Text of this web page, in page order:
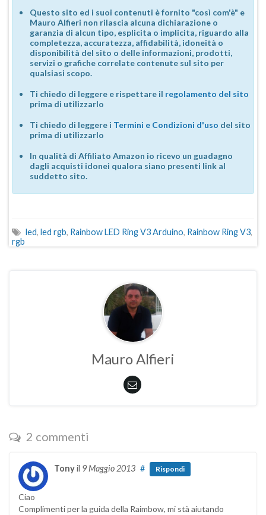
Questo sito ed i suoi contenuti è fornito "così com'è" e
Mauro Alfieri non rilascia alcuna dichiarazione o
garanzia di alcun tipo, esplicita o implicita, riguardo alla
completezza, accuratezza, affidabilità, idoneità o
disponibilità del sito o delle informazioni, prodotti,
servizi o grafiche correlate contenute sul sito per
qualsiasi scopo.
Ti chiedo di leggere e rispettare il regolamento del sito
prima di utilizzarlo
Ti chiedo di leggere i Termini e Condizioni d'uso del sito
prima di utilizzarlo
In qualità di Affiliato Amazon io ricevo un guadagno
dagli acquisti idonei qualora siano presenti link al
suddetto sito.
led, led rgb, Rainbow LED Ring V3 Arduino, Rainbow Ring V3,
rgb
Mauro Alfieri
2 commenti
Tonyil 9 Maggio 2013 # Rispondi
Ciao
Complimenti per la guida della Raimbow, mi stà aiutando